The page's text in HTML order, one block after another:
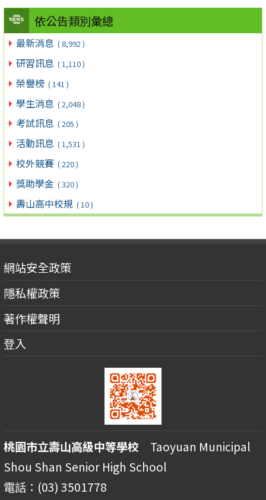
依公告類別彙總
最新消息 ( 8,992 )
研習訊息 ( 1,110 )
榮譽榜 ( 141 )
學生消息 ( 2,048 )
考試訊息 ( 205 )
活動訊息 ( 1,531 )
校外競賽 ( 220 )
獎助學金 ( 320 )
壽山高中校規 ( 10 )
網站安全政策
隱私權政策
著作權聲明
登入
桃園市立壽山高級中等學校 Taoyuan Municipal
Shou Shan Senior High School
電話：(03) 3501778